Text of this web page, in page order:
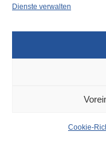
Dienste verwalten
Cookie-